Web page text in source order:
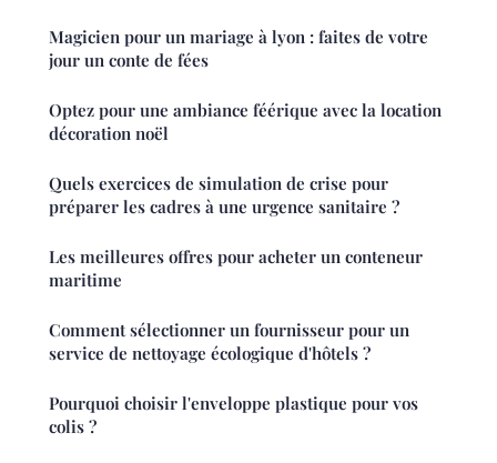
Magicien pour un mariage à lyon : faites de votre
jour un conte de fées
Optez pour une ambiance féérique avec la location
décoration noël
Quels exercices de simulation de crise pour
préparer les cadres à une urgence sanitaire ?
Les meilleures offres pour acheter un conteneur
maritime
Comment sélectionner un fournisseur pour un
service de nettoyage écologique d'hôtels ?
Pourquoi choisir l'enveloppe plastique pour vos
colis ?